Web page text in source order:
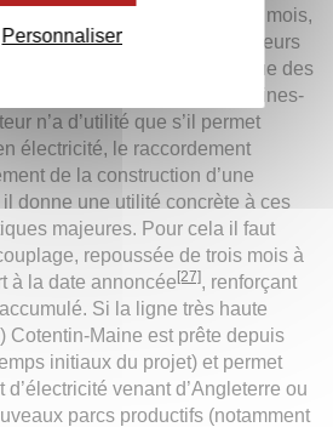
ici d’à peu près trois mois,
norme par rapport aux réacteurs
même un délai moins long que des
1, Tricastin-1, ou Gravelines-
n’a d’utilité que s’il permet
électricité, le raccordement
de la construction d’une
donne une utilité concrète à ces
majeures. Pour cela il faut
repoussée de trois mois à
à la date annoncée[27], renforçant
Si la ligne très haute
Cotentin-Maine est prête depuis
initiaux du projet) et permet
venant d’Angleterre ou
parcs productifs (notamment
Personnaliser